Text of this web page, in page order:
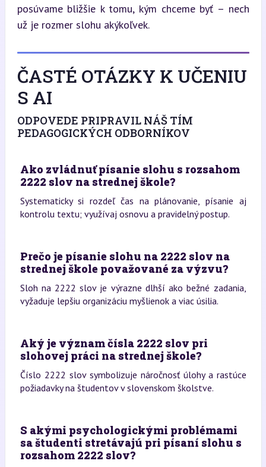
posúvame bližšie k tomu, kým chceme byť – nech
už je rozmer slohu akýkoľvek.
ČASTÉ OTÁZKY K UČENIU
S AI
ODPOVEDE PRIPRAVIL NÁŠ TÍM
PEDAGOGICKÝCH ODBORNÍKOV
Ako zvládnuť písanie slohu s rozsahom
2222 slov na strednej škole?
Systematicky si rozdeľ čas na plánovanie, písanie aj
kontrolu textu; využívaj osnovu a pravidelný postup.
Prečo je písanie slohu na 2222 slov na
strednej škole považované za výzvu?
Sloh na 2222 slov je výrazne dlhší ako bežné zadania,
vyžaduje lepšiu organizáciu myšlienok a viac úsilia.
Aký je význam čísla 2222 slov pri
slohovej práci na strednej škole?
Číslo 2222 slov symbolizuje náročnosť úlohy a rastúce
požiadavky na študentov v slovenskom školstve.
S akými psychologickými problémami
sa študenti stretávajú pri písaní slohu s
rozsahom 2222 slov?